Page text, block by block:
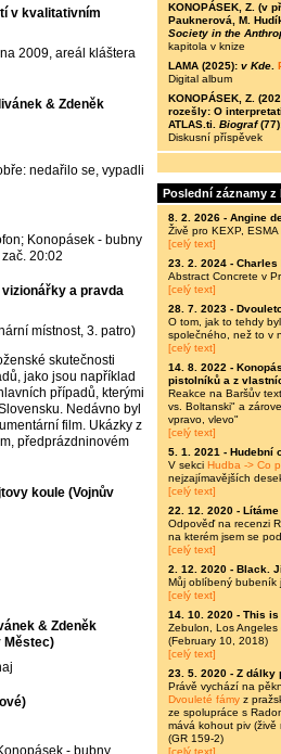
v kvalitativním
2009, areál kláštera
& Zdeněk
nedařilo se, vypadli
Konopásek - bubny
20:02
a pravda
místnost, 3. patro)
skutečnosti
jako jsou například
případů, kterými
Nedávno byl
film. Ukázky z
předprázdninovém
koule (Vojnův
& Zdeněk
Městec)
KONOPÁSEK, Z. (v
Pauknerová, M.
Society in the
kapitola v knize
LAMA (2025): v Kde
Digital album
KONOPÁSEK, Z.
rozešly: O
ATLAS.ti. Biograf
Diskusní příspěvek
Poslední záznamy z
8. 2. 2026 - Angine
Živě pro KEXP,
[celý text]
23. 2. 2024 - Charles
Abstract Concrete v
[celý text]
28. 7. 2023 -
O tom, jak to tehdy
společného, než to v
[celý text]
14. 8. 2022 -
pistolníků a z
Reakce na Baršův
vs. Boltanski" a
vpravo, vlevo"
[celý text]
5. 1. 2021 - Hudební
V sekci Hudba -> Co
nejzajímavějších
[celý text]
22. 12. 2020 -
Odpověď na recenzi
na kterém jsem se
[celý text]
2. 12. 2020 - Black.
Můj oblíbený bubeník
[celý text]
14. 10. 2020 - This is
Zebulon, Los
(February 10, 2018)
[celý text]
23. 5. 2020 - Z dálky
Právě vychází na
Dvouleté fámy z
ze spolupráce s
mává kohout piv (živě
(GR 159-2)
[celý text]